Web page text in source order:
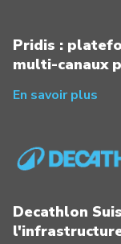
Pridis :
multi-canaux
En savoir plus
Decathlon